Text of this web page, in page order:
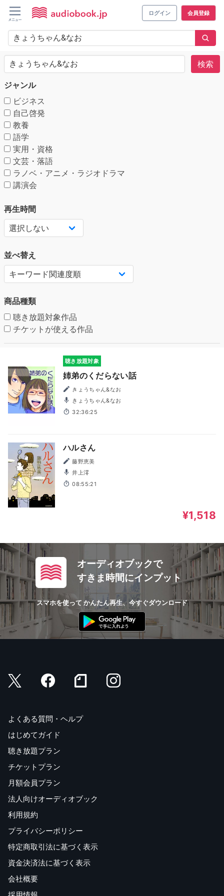
ログイン 会員登録
検索
ジャンル
ビジネス
自己啓発
教養
語学
実用・資格
文芸・落語
ラノベ・アニメ・ラジオドラマ
講演会
再生時間
並べ替え
商品種類
聴き放題対象作品
チケットが使える作品
聴き放題対象
姉弟のくだらない話
きょうちゃん&なお
きょうちゃん&なお
32:36:25
ハルさん
藤野恵美
井上澪
08:55:21
¥1,518
オーディオブックで
すきま時間にインプット
スマホを使って かんたん再生、今すぐダウンロード
よくある質問・ヘルプ
はじめてガイド
聴き放題プラン
チケットプラン
月額会員プラン
法人向けオーディオブック
利用規約
プライバシーポリシー
特定商取引法に基づく表示
資金決済法に基づく表示
会社概要